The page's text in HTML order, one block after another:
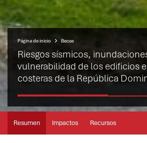
Página de inicio Becas
Riesgos sísmicos,
vulnerabilidad de los edificios
costeras de la República
Resumen Impactos Recursos